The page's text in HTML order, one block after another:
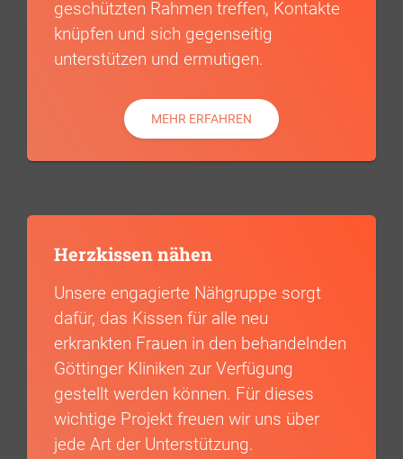
geschützten Rahmen treffen, Kontakte
knüpfen und sich gegenseitig
unterstützen und ermutigen.
MEHR ERFAHREN
Herzkissen nähen
Unsere engagierte Nähgruppe sorgt
dafür, das Kissen für alle neu
erkrankten Frauen in den behandelnden
Göttinger Kliniken zur Verfügung
gestellt werden können. Für dieses
wichtige Projekt freuen wir uns über
jede Art der Unterstützung.